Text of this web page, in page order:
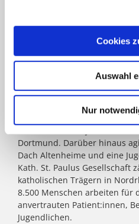
Cookies
Auswahl
Nur
Standorten gehört zurKath.
weitere Krankenhäuser mit
Christophorus Krankenhaus
Castrop-Rauxel, St. Josefs
Krankenhaus Dortmund-
Dortmund-Kurl, Marien
Dortmund. Darüber hinaus
Dach Altenheime und eine
Kath. St. Paulus Gesellschaft
katholischen Trägern in
8.500 Menschen arbeiten für
anvertrauten Patient:innen,
Jugendlichen.